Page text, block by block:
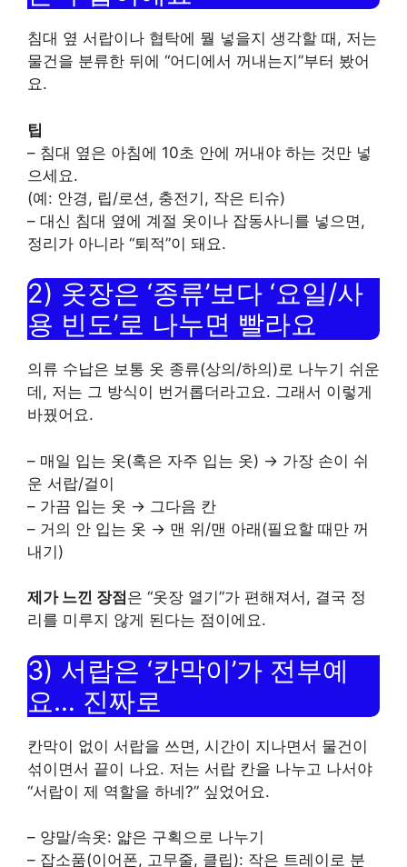
침대 옆 서랍이나 협탁에 뭘 넣을지 생각할 때, 저는
물건을 분류한 뒤에 “어디에서 꺼내는지”부터 봤어
요.
팁
– 침대 옆은 아침에 10초 안에 꺼내야 하는 것만 넣
으세요.
(예: 안경, 립/로션, 충전기, 작은 티슈)
– 대신 침대 옆에 계절 옷이나 잡동사니를 넣으면,
정리가 아니라 “퇴적”이 돼요.
2) 옷장은 ‘종류’보다 ‘요일/사
용 빈도’로 나누면 빨라요
의류 수납은 보통 옷 종류(상의/하의)로 나누기 쉬운
데, 저는 그 방식이 번거롭더라고요. 그래서 이렇게
바꿨어요.
– 매일 입는 옷(혹은 자주 입는 옷) → 가장 손이 쉬
운 서랍/걸이
– 가끔 입는 옷 → 그다음 칸
– 거의 안 입는 옷 → 맨 위/맨 아래(필요할 때만 꺼
내기)
제가 느낀 장점 은 “옷장 열기”가 편해져서, 결국 정
리를 미루지 않게 된다는 점이에요.
3) 서랍은 ‘칸막이’가 전부예
요… 진짜로
칸막이 없이 서랍을 쓰면, 시간이 지나면서 물건이
섞이면서 끝이 나요. 저는 서랍 칸을 나누고 나서야
“서랍이 제 역할을 하네?” 싶었어요.
– 양말/속옷: 얇은 구획으로 나누기
– 잡소품(이어폰, 고무줄, 클립): 작은 트레이로 분